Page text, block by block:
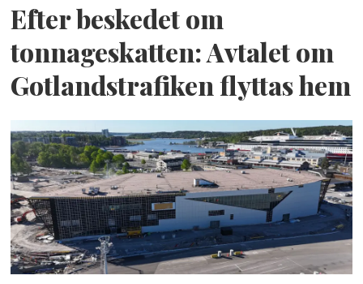
Efter beskedet om
tonnageskatten: Avtalet om
Gotlandstrafiken flyttas hem